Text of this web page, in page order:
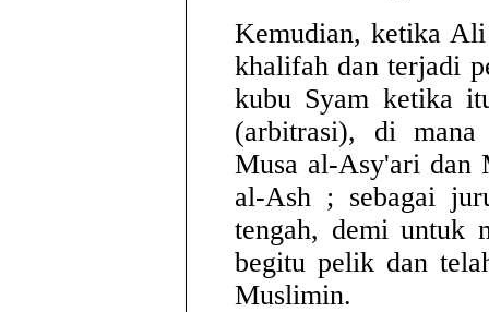
Kemudian, ketika
khalifah dan terjadi
kubu Syam ketika
(arbitrasi), di
Musa al-Asy'ari dan
al-Ash ; sebagai
tengah, demi untuk
begitu pelik dan
Muslimin.